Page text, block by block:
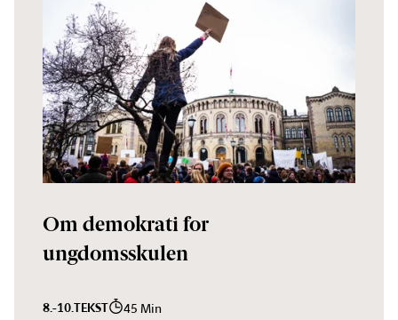
Om demokrati for
ungdomsskulen
8.-10.TEKST 45 Min